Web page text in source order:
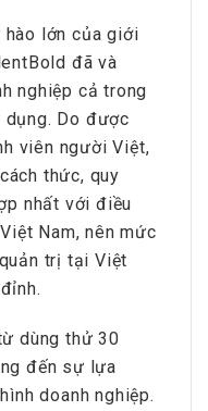
hào lớn của giới
đã và
nghiệp cả trong
Do được
viên người Việt,
thức, quy
nhất với điều
Nam, nên mức
trị tại Việt
dùng thử 30
đến sự lựa
doanh nghiệp.